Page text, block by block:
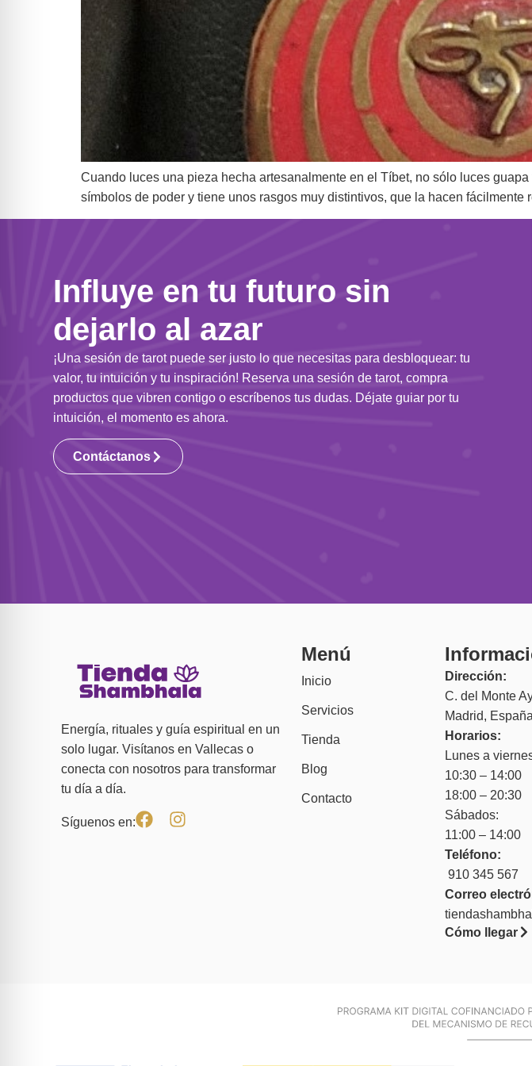
Cuando luces una pieza hecha artesanalmente en el Tíbet, no sólo luces
símbolos de poder y tiene unos rasgos muy distintivos, que la hacen
Influye en tu futuro sin
dejarlo al azar
¡Una sesión de tarot puede ser justo lo que necesitas para desbloquear: tu
valor, tu intuición y tu inspiración! Reserva una sesión de tarot, compra
productos que vibren contigo o escríbenos tus dudas. Déjate guiar por tu
intuición, el momento es ahora.
Contáctanos
Energía, rituales y guía espiritual en un
solo lugar. Visítanos en Vallecas o
conecta con nosotros para transformar
tu día a día.
Síguenos en:
Menú
Inicio
Servicios
Tienda
Blog
Contacto
Dirección:
C. del Monte
Madrid, España
Horarios:
Lunes a
10:30 – 14:00
18:00 – 20:30
Sábados:
11:00 – 14:00
Teléfono:
910 345 567
Correo
Cómo llegar